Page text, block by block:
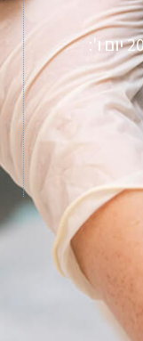
ימים א' עד ה': 08:00 עד 20:00 יום ו':